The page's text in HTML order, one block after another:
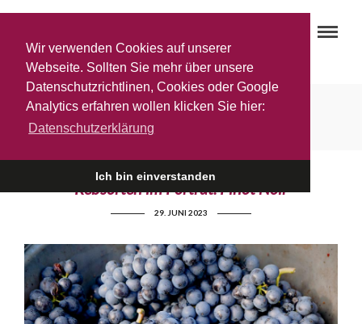
Wir verwenden Cookies auf unserer
Webseite. Sollten Sie mehr über unsere
Datenschutzrichtlinen, Cookies oder Google
Analytics erfahren wollen klicken Sie hier:
Datenschutzerklärung
Ich bin einverstanden
Mazzon
Rebsorten im Porträt: Pinot Noir
29. JUNI 2023